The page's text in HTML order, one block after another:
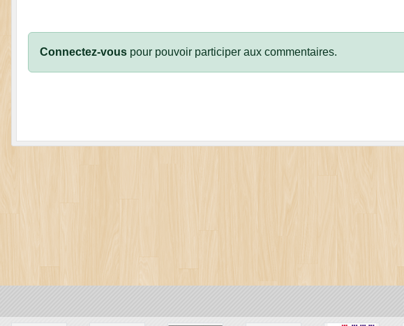
Connectez-vous pour pouvoir participer aux commentaires.